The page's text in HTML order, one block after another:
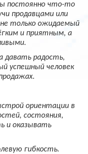
постоянно что-то
продавцами или
только ожидаемый
и приятным, а
радость,
успешный человек
ориентации в
состояния,
оказывать
гибкость.